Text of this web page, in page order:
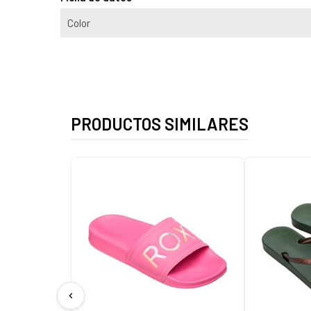
Color
PRODUCTOS SIMILARES
chevron_left